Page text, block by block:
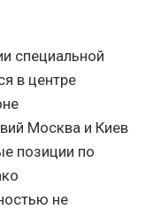
специальной
в центре
Москва и Киев
позиции по
не